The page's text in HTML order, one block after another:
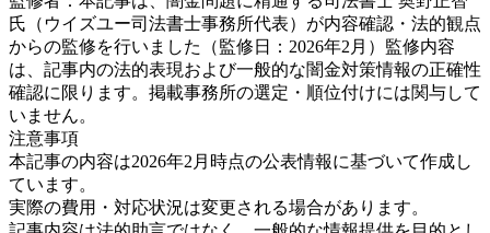
氏（ウイズユー司法書士事務所代表）が内容確認・法的観点
からの監修を行いました（監修日：2026年2月）監修内容
は、記事内の法的表現および一般的な闇金対策情報の正確性
確認に限ります。掲載事務所の選定・順位付けには関与して
いません。
注意事項
本記事の内容は2026年2月時点の公表情報に基づいて作成し
ています。
実際の費用・対応状況は変更される場合があります。